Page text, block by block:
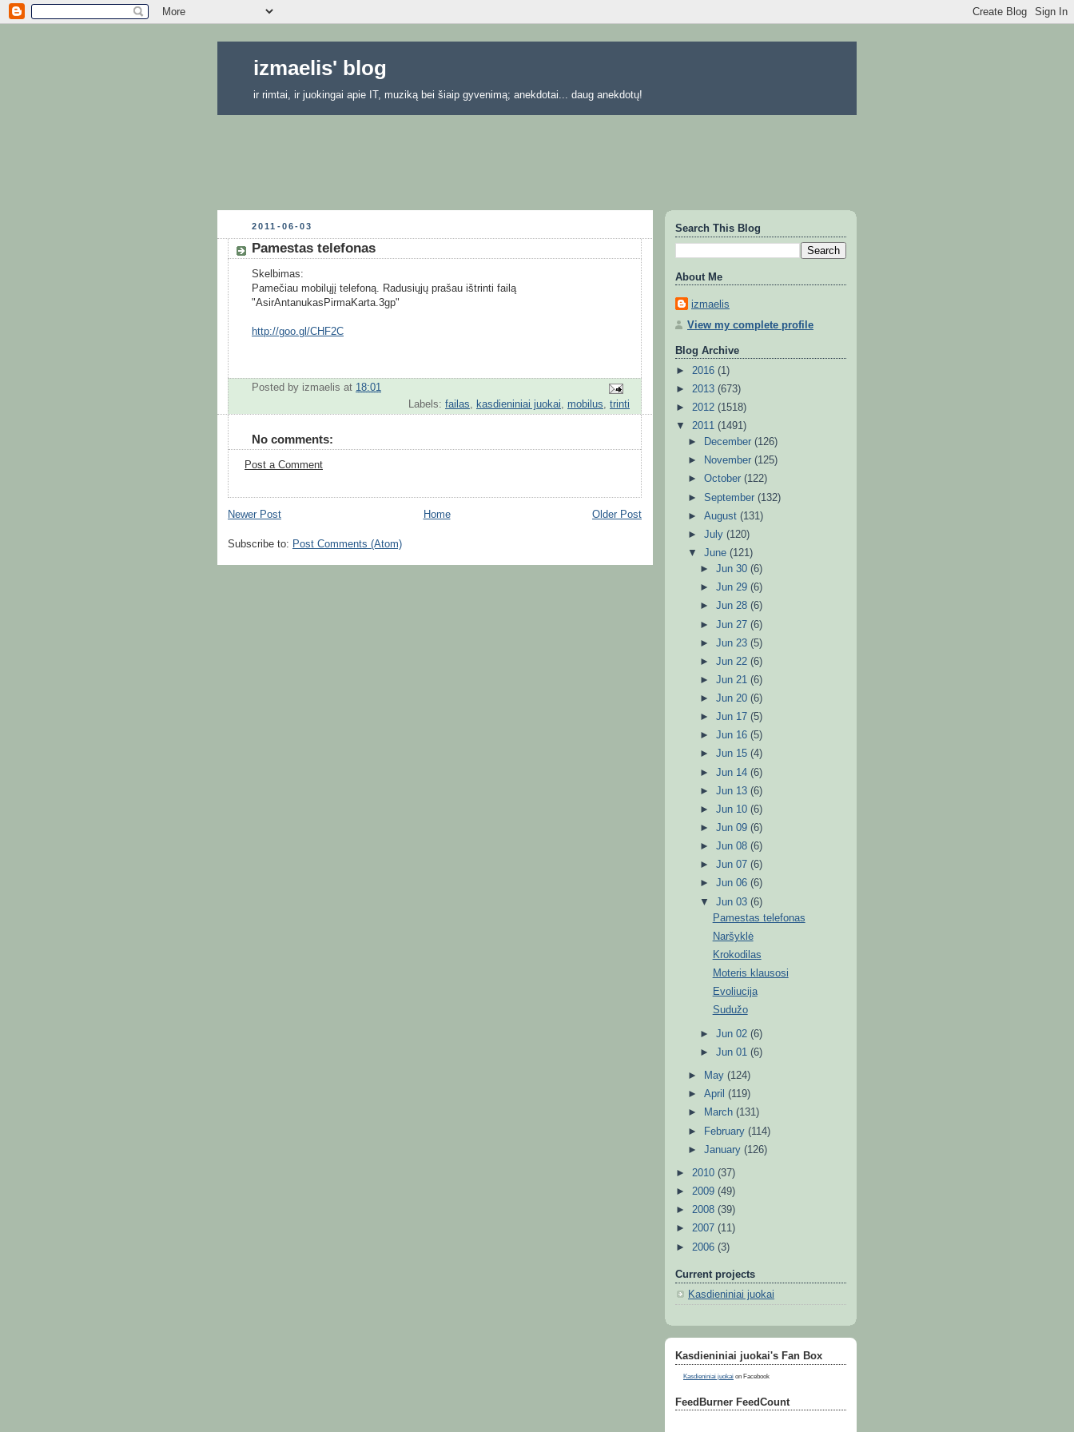
izmaelis' blog
ir rimtai, ir juokingai apie IT, muziką bei šiaip gyvenimą; anekdotai... daug anekdotų!
2011-06-03
Pamestas telefonas
Skelbimas:
Pamečiau mobilųjį telefoną. Radusiųjų prašau ištrinti failą
"AsirAntanukasPirmaKarta.3gp"
http://goo.gl/CHF2C
Posted by izmaelis at 18:01
Labels: failas kasdieniniai juokai mobilus trinti
No comments:
Post a Comment
Newer Post Older Post
Home
Subscribe to: Post Comments (Atom)
Search This Blog
About Me
izmaelis
View my complete profile
Blog Archive
► 2016 (1)
► 2013 (673)
► 2012 (1518)
▼ 2011 (1491)
►
December(126)
►
November(125)
►October(122)
►September(132)
►August(131)
►July(120)
▼June(121)
►Jun 30(6)
►Jun 29(6)
►Jun 28(6)
►Jun 27(6)
►Jun 23(5)
►Jun 22(6)
►Jun 21(6)
►Jun 20(6)
►Jun 17(5)
►Jun 16(5)
►Jun 15(4)
►Jun 14(6)
►Jun 13(6)
►Jun 10(6)
►Jun 09(6)
►Jun 08(6)
►Jun 07(6)
►Jun 06(6)
▼Jun 03(6)
Pamestas telefonas
Naršyklė
Krokodilas
Moteris klausosi
Evoliucija
Sudužo
►Jun 02(6)
►Jun 01(6)
► May(124)
►April(119)
►
March(131)
►
February(114)
►January(126)
► 2010 (37)
► 2009 (49)
► 2008 (39)
► 2007 (11)
► 2006 (3)
Current projects
Kasdieniniai juokai
Kasdieniniai juokai's Fan Box
Kasdieniniai juokai on Facebook
FeedBurner FeedCount